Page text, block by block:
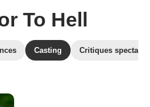
To Hell
Casting Critiques